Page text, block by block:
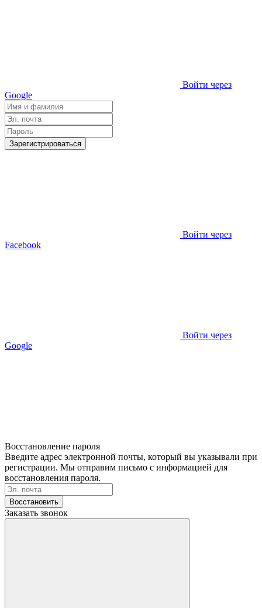
Войти через
Google
Зарегистрироваться
Войти через
Facebook
Войти через
Google
Восстановление пароля
Введите адрес электронной почты, который вы указывали при
регистрации. Мы отправим письмо с информацией для
восстановления пароля.
Восстановить
Заказать звонок